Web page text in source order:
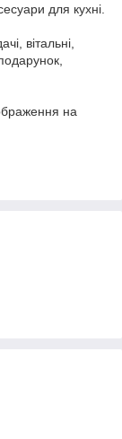
для кухні.
вітальні,
на